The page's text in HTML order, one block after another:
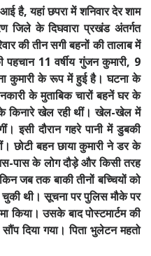
है, यहां छपरा में शनिवार देर शाम
जिले के दिघवारा प्रखंड अंतर्गत
की तीन सगी बहनों की तालाब में
11 वर्षीय गुंजन कुमारी, 9
कुमारी के रूप में हुई है। घटना के
के मुताबिक चारों बहनें घर के
के किनारे खेल रही थीं। खेल-खेल में
इसी दौरान गहरे पानी में डुबकी
छोटी बहन छाया कुमारी ने डर के
पास के लोग दौड़े और किसी तरह
जब तक बाकी तीनों बच्चियों को
चुकी थी। सूचना पर पुलिस मौके पर
उसके बाद पोस्टमार्टम की
दिया गया। पिता भुलेटन महतो